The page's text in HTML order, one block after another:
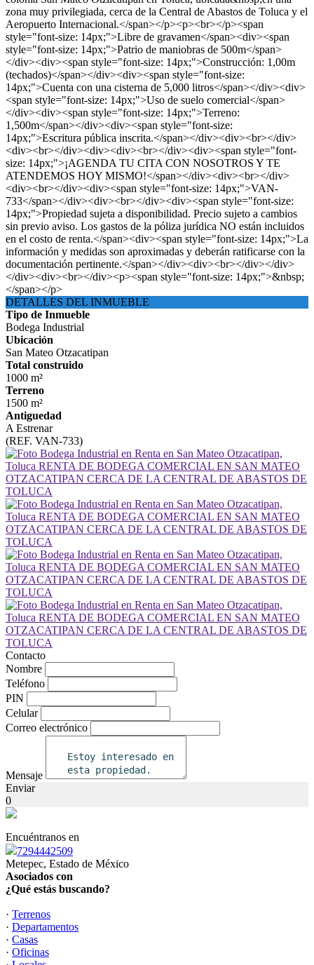
zona muy privilegiada, cerca de la Central de Abastos de Toluca y el
Aeropuerto Internacional.</span></p><p><br></p><span
style="font-size: 14px;">Libre de gravamen</span><div><span
style="font-size: 14px;">Patrio de maniobras de 500m</span>
</div><div><span style="font-size: 14px;">Construcción: 1,00m
(techados)</span></div><div><span style="font-size:
14px;">Cuenta con una cisterna de 5,000 litros</span></div><div>
<span style="font-size: 14px;">Uso de suelo comercial</span>
</div><div><span style="font-size: 14px;">Terreno:
1,500m</span></div><div><span style="font-size:
14px;">Escritura pública inscrita.</span></div><div><br></div>
<div><br></div><div><div><br></div><div><span style="font-
size: 14px;">¡AGENDA TU CITA CON NOSOTROS Y TE
ATENDEMOS HOY MISMO!</span></div><div><br></div>
<div><br></div><div><span style="font-size: 14px;">VAN-
733</span></div><div><br></div><div><span style="font-size:
14px;">Propiedad sujeta a disponibilidad. Precio sujeto a cambios
sin previo aviso. Los gastos de la póliza jurídica NO están incluidos
en el costo de renta.</span><div><span style="font-size: 14px;">La
información y medidas son aproximadas y deberán ratificarse con la
documentación pertinente.</span></div><div><br></div></div>
</div><div><br></div><p><span style="font-size: 14px;">&nbsp;
</span></p>
DETALLES DEL INMUEBLE
Tipo de Inmueble
Bodega Industrial
Ubicación
San Mateo Otzacatipan
Total construido
1000 m²
Terreno
1500 m²
Antiguedad
A Estrenar
(REF. VAN-733)
Contacto
Nombre
Teléfono
PIN
Celular
Correo electrónico
Mensaje
Enviar
0
Encuéntranos en
7294442509
Metepec, Estado de México
Asociados con
¿Qué estás buscando?
· Terrenos
· Departamentos
· Casas
· Oficinas